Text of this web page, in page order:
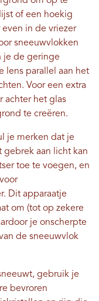
of een hoekig
in de vriezer
sneeuwvlokken
je de geringe
lens parallel aan het
Voor een extra
achter het glas
te creëren.
je merken dat je
aan licht kan
toe te voegen, en
Dit apparaatje
om (tot op zekere
je onscherpte
de sneeuwvlok
gebruik je
bevroren